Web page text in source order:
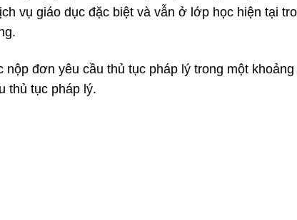
vụ giáo dục đặc biệt và vẫn ở lớp học hiện tại
nộp đơn yêu cầu thủ tục pháp lý trong một
thủ tục pháp lý.